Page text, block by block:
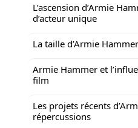
L’ascension d’Armie
d’acteur unique
La taille d’Armie
Armie Hammer et
film
Les projets récents
répercussions